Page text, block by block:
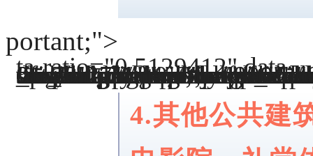
portant;">
ta-ratio="0.5129412" data-
src="https://mmbiz.qpic.cn/mmbiz_png/ZhMA8XVOeiciafv4b223RKdACeuTyhTdictEesT0so9gsARsNl7p1gyw8ibHkrwFmtxNtcSR2M0d0E3IKib2xYlzjqQ/640?wx_fmt=png" data-
ta-index="3" da
ta-origin-display="" _width="100%" crossorigin="anonymous" alt="微信图片_20221013102153" src="http://www.cccfmc.com/skin/default/image/lazy.gif" class="lazy" original=""http://www.cccfmc.com/file/upload/202210/13/10-01-23-27-1.png"" _fcksavedurl="http://www.cccfmc.com/file/upload/202210/13/10-01-23-27-1.png" da
ta-fail="0" style="margin: 0px; padding: 0px; outline: 0px; max-width: 100%; box-sizing: border-box; vertical-align: middle; display: initial; overflow-wrap: break-word !important; height:
portant; visibility: visible !important;" width="800"
4.其他公共建